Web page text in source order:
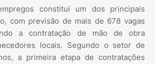
constitui um dos principais
com previsão de mais de 678 vagas
a contratação de mão de obra
locais. Segundo o setor de
a primeira etapa de contratações